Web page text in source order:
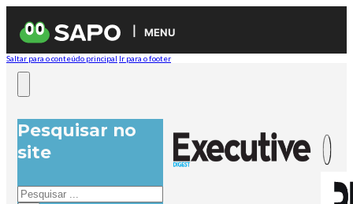
MENU
Saltar para o conteúdo principal Ir para o footer
Pesquisar no
site
Pesquisar